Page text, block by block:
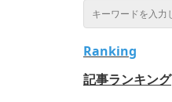
Ranking
記事ランキング